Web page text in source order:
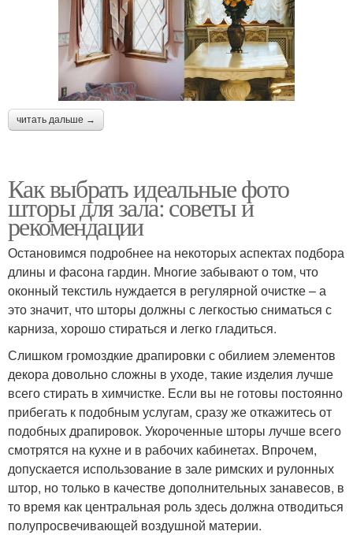
читать дальше →
Как выбрать идеальные фото
шторы для зала: советы и
рекомендации
Остановимся подробнее на некоторых аспектах подбора
длины и фасона гардин. Многие забывают о том, что
оконный текстиль нуждается в регулярной очистке – а
это значит, что шторы должны с легкостью сниматься с
карниза, хорошо стираться и легко гладиться.
Слишком громоздкие драпировки с обилием элементов
декора довольно сложны в уходе, такие изделия лучше
всего стирать в химчистке. Если вы не готовы постоянно
прибегать к подобным услугам, сразу же откажитесь от
подобных драпировок. Укороченные шторы лучше всего
смотрятся на кухне и в рабочих кабинетах. Впрочем,
допускается использование в зале римских и рулонных
штор, но только в качестве дополнительных занавесов, в
то время как центральная роль здесь должна отводиться
полупросвечивающей воздушной материи.